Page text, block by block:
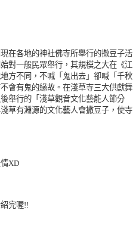
在各地的神社佛寺所舉行的撒豆子活
對一般民眾舉行，其規模之大在《江
方不同，不喊「鬼出去」卻喊「千秋
會有鬼的緣故。在淺草寺三大供獻舞
舉行的「淺草觀音文化藝能人節分
草有淵源的文化藝人會撒豆子，使寺
XD
完喔!!